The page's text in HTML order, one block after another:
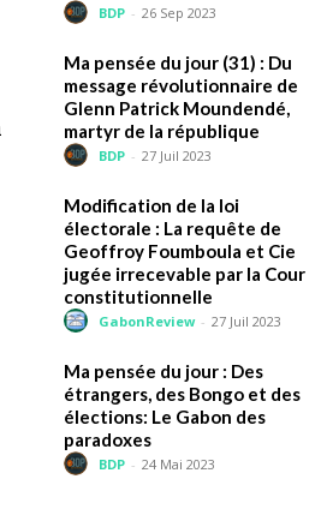
BDP - 26 Sep 2023
Ma pensée du jour (31) : Du
message révolutionnaire de
Glenn Patrick Moundendé,
martyr de la république
BDP - 27 Juil 2023
Modification de la loi
électorale : La requête de
Geoffroy Foumboula et Cie
jugée irrecevable par la Cour
constitutionnelle
GabonReview - 27 Juil 2023
Ma pensée du jour : Des
étrangers, des Bongo et des
élections: Le Gabon des
paradoxes
BDP - 24 Mai 2023